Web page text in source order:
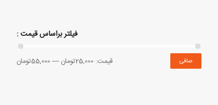
فیلتر براساس قیمت :
صافی قيمت:25,000تومان —55,000تومان